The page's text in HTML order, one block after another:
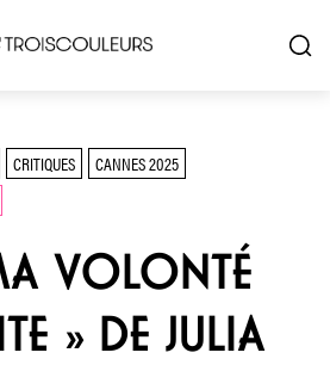
CRITIQUES
CANNES 2025
VOLONTÉ
» DE JULIA